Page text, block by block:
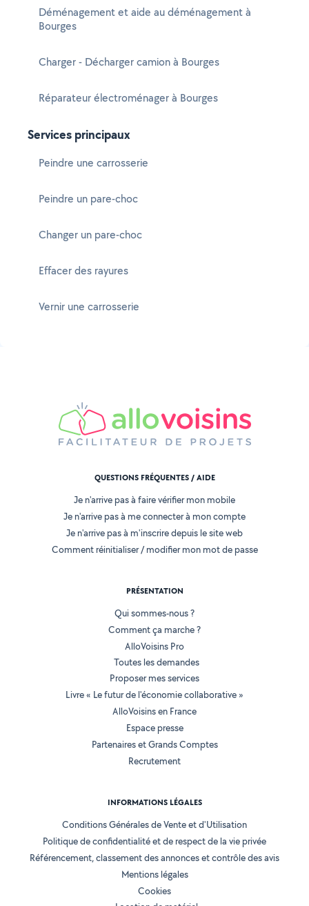
Déménagement et aide au déménagement à
Bourges
Charger - Décharger camion à Bourges
Réparateur électroménager à Bourges
Services principaux
Peindre une carrosserie
Peindre un pare-choc
Changer un pare-choc
Effacer des rayures
Vernir une carrosserie
QUESTIONS FRÉQUENTES / AIDE
Je n'arrive pas à faire vérifier mon mobile
Je n'arrive pas à me connecter à mon compte
Je n'arrive pas à m'inscrire depuis le site web
Comment réinitialiser / modifier mon mot de passe
PRÉSENTATION
Qui sommes-nous ?
Comment ça marche ?
AlloVoisins Pro
Toutes les demandes
Proposer mes services
Livre « Le futur de l'économie collaborative »
AlloVoisins en France
Espace presse
Partenaires et Grands Comptes
Recrutement
INFORMATIONS LÉGALES
Conditions Générales de Vente et d'Utilisation
Politique de confidentialité et de respect de la vie privée
Référencement, classement des annonces et contrôle des avis
Mentions légales
Cookies